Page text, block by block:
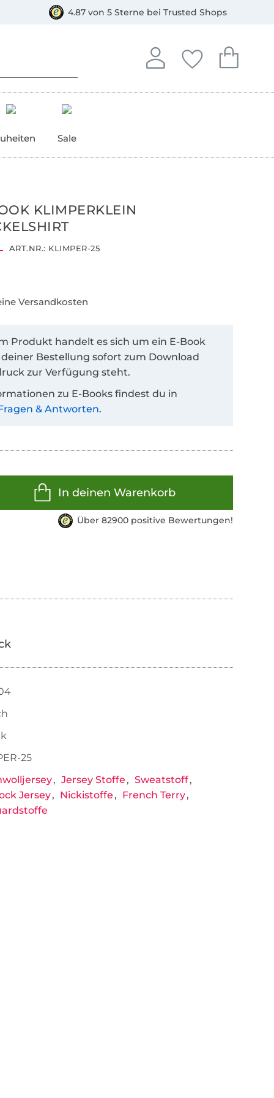
4.87 von 5 Sterne bei Trusted Shops
Anmelden
In deinem Konto
Deine
Du hast keine
Dein
Du hast
Sale
KLIMPERKLEIN
ART.NR.: KLIMPER-25
Versandkosten
Produkt handelt es sich um ein E-Book
Bestellung sofort zum Download
zur Verfügung steht.
zu E-Books findest du in
& Antworten.
In deinen Warenkorb
Über 82900 positive Bewertungen!
25
Jersey Stoffe
Sweatstoff
Jersey
Nickistoffe
French Terry